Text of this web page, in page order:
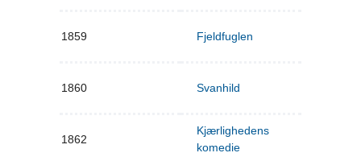
1859 Fjeldfuglen
1860 Svanhild
1862
Kjærlighedens
komedie